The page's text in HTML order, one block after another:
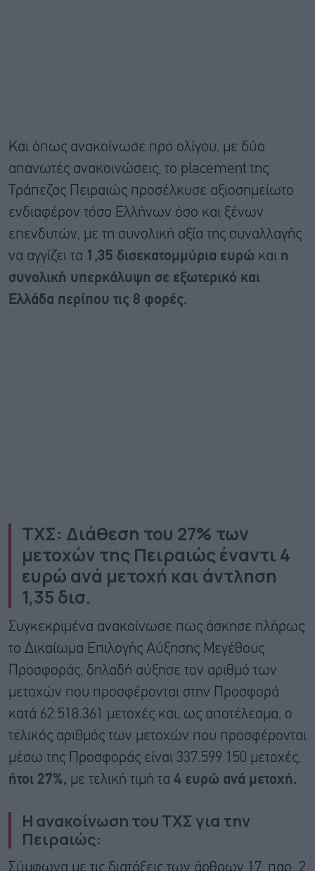
Και όπως ανακοίνωσε προ ολίγου, με δύο
απανωτές ανακοινώσεις, το placement της
Τράπεζας Πειραιώς προσέλκυσε αξιοσημείωτο
ενδιαφέρον τόσο Ελλήνων όσο και ξένων
επενδυτών, με τη συνολική αξία της συναλλαγής
να αγγίζει τα 1,35 δισεκατομμύρια ευρώ και η
συνολική υπερκάλυψη σε εξωτερικό και
Ελλάδα περίπου τις 8 φορές.
ΤΧΣ: Διάθεση του 27% των
μετοχών της Πειραιώς έναντι 4
ευρώ ανά μετοχή και άντληση
1,35 δισ.
Συγκεκριμένα ανακοίνωσε πως άσκησε πλήρως
το Δικαίωμα Επιλογής Αύξησης Μεγέθους
Προσφοράς, δηλαδή αύξησε τον αριθμό των
μετοχών που προσφέρονται στην Προσφορά
κατά 62.518.361 μετοχές και, ως αποτέλεσμα, ο
τελικός αριθμός των μετοχών που προσφέρονται
μέσω της Προσφοράς είναι 337.599.150 μετοχές,
ήτοι 27%, με τελική τιμή τα 4 ευρώ ανά μετοχή.
Η ανακοίνωση του ΤΧΣ για την
Πειραιώς:
Σύμφωνα με τις διατάξεις των άρθρων 17, παρ. 2